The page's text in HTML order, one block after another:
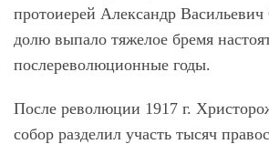
протоиерей Александр
долю выпало тяжелое бремя
послереволюционные годы.
После революции 1917 г.
собор разделил участь тысяч